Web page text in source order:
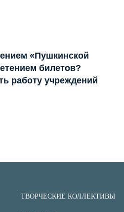
«Пушкинской
билетов?
работу учреждений
ТВОРЧЕСКИЕ КОЛЛЕКТИВЫ